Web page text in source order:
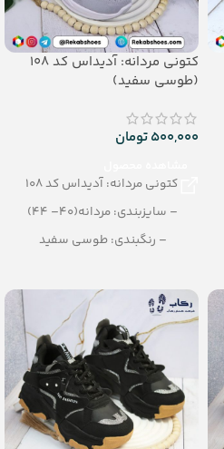
کتونی مردانه: آدیداس کد 108
(طوسی سفید)
500,000تومان
کتونی مردانه: آدیداس کد 108
– سایزبندی: مردانه(40– 44)
– رنگبندی: طوسی سفید